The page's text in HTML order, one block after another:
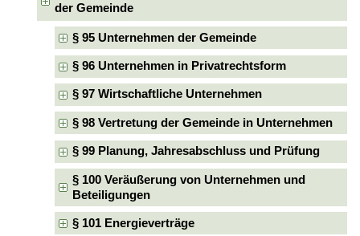
der Gemeinde
§ 95 Unternehmen der Gemeinde
§ 96 Unternehmen in Privatrechtsform
§ 97 Wirtschaftliche Unternehmen
§ 98 Vertretung der Gemeinde in Unternehmen
§ 99 Planung, Jahresabschluss und Prüfung
§ 100 Veräußerung von Unternehmen und
Beteiligungen
§ 101 Energieverträge